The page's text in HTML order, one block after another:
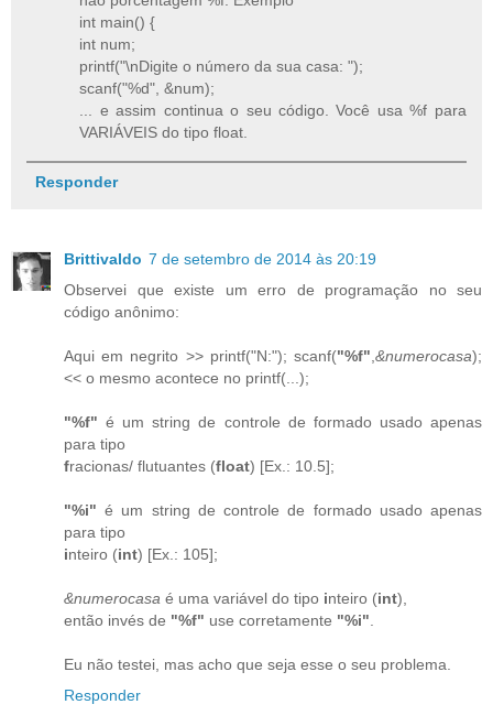
int main() {
int num;
printf("\nDigite o número da sua casa: ");
scanf("%d", &num);
... e assim continua o seu código. Você usa %f para
VARIÁVEIS do tipo float.
Responder
Brittivaldo 7 de setembro de 2014 às 20:19
Observei que existe um erro de programação no seu
código anônimo:
Aqui em negrito >> printf("N:"); scanf("%f",&numerocasa);
<< o mesmo acontece no printf(...);
"%f" é um string de controle de formado usado apenas
para tipo
fracionas/ flutuantes (float) [Ex.: 10.5];
"%i" é um string de controle de formado usado apenas
para tipo
inteiro (int) [Ex.: 105];
&numerocasa é uma variável do tipo inteiro (int),
então invés de "%f" use corretamente "%i".
Eu não testei, mas acho que seja esse o seu problema.
Responder